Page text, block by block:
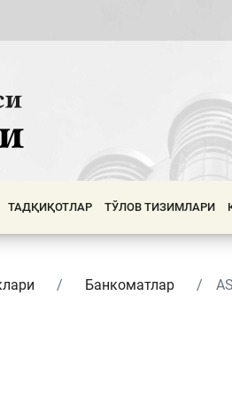
ТАДҚИҚОТЛАР ТЎЛОВ ТИЗИМЛАРИ
Банкоматлар